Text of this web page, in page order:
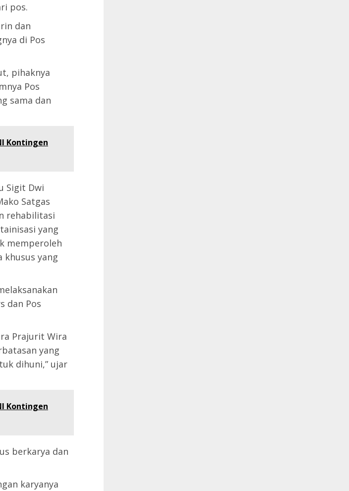
pos.
dan
di Pos
pihaknya
Pos
sama dan
Kontingen
Sigit Dwi
Satgas
rehabilitasi
yang
memperoleh
yang
dan Pos
Prajurit Wira
yang
dihuni,” ujar
Kontingen
berkarya dan
karyanya